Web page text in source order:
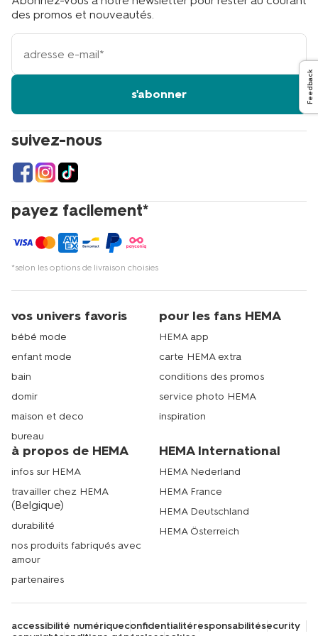
suivez-nous
payez facilement*
*selon les options de livraison choisies
des promos et nouveautés.
votre
adresse
s'abonner
vos univers favoris
bébé mode
enfant mode
bain
domir
maison et deco
bureau
pour les fans HEMA
HEMA app
carte HEMA extra
conditions des promos
service photo HEMA
inspiration
à propos de HEMA
infos sur HEMA
travailler chez HEMA
(Belgique)
durabilité
nos produits fabriqués avec
amour
partenaires
HEMA International
HEMA Nederland
HEMA France
HEMA Deutschland
HEMA Österreich
accessibilité numériqueconfidentialitéresponsabilitésecurity
Feedback